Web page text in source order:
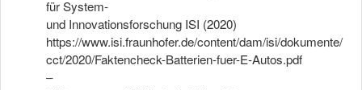
für System-
und Innovationsforschung ISI (2020)
https://www.isi.fraunhofer.de/content/dam/isi/dokumente/
cct/2020/Faktencheck-Batterien-fuer-E-Autos.pdf
–